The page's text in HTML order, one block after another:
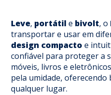
Leve, portátile bivolt, o
transportar e usar em
design compacto e
confiável para proteger a
móveis, livros e
pela umidade,
qualquer lugar.